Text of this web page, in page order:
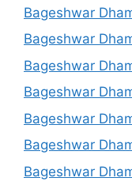
Bageshwar
Bageshwar
Bageshwar
Bageshwar
Bageshwar
Bageshwar
Bageshwar